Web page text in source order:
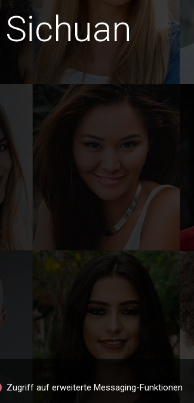
Zugriff auf erweiterte Messaging-Funktionen